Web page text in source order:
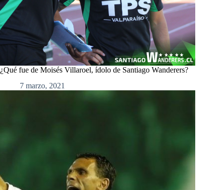
¿Qué fue de Moisés Villaroel, ídolo de Santiago Wanderers?
7 marzo, 2021